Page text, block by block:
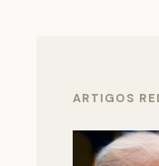
ARTIGOS